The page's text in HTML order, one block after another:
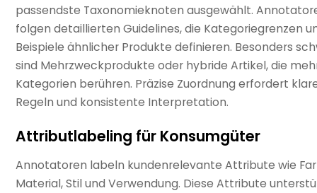
passendste Taxonomieknoten ausgewählt.
folgen detaillierten Guidelines, die Kategoriegrenzen
Beispiele ähnlicher Produkte definieren. Besonders
sind Mehrzweckprodukte oder hybride Artikel, die
Kategorien berühren. Präzise Zuordnung erfordert
Regeln und konsistente Interpretation.
Attributlabeling für Konsumgüter
Annotatoren labeln kundenrelevante Attribute wie
Material, Stil und Verwendung. Diese Attribute